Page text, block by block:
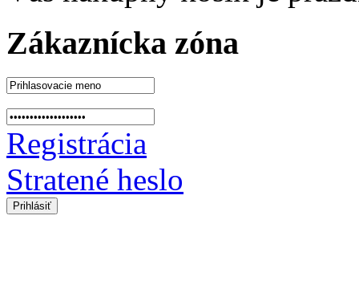
Zákaznícka zóna
Registrácia
Stratené heslo